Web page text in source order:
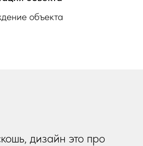
объекта
дизайн это про